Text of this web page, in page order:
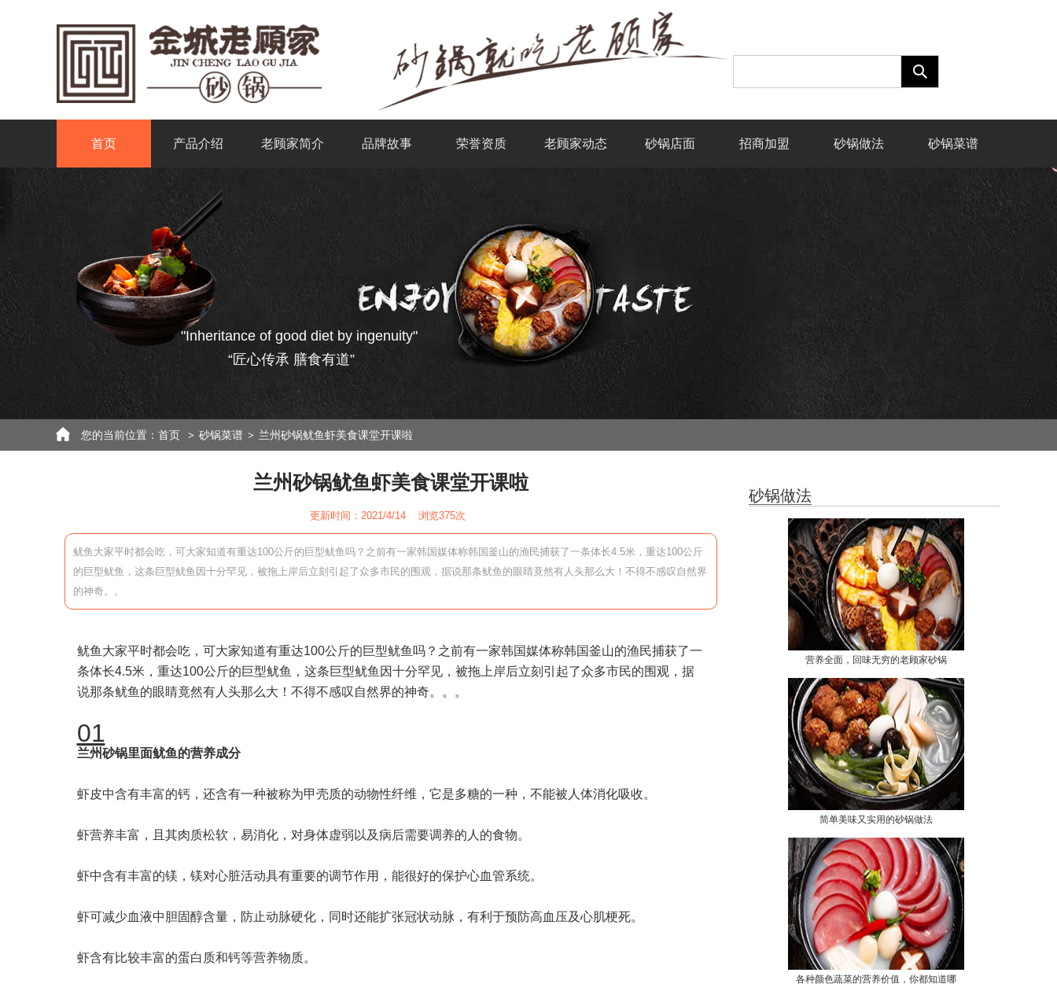
首页 产品介绍 老顾家简介 品牌故事 荣誉资质 老顾家动态 砂锅店面 招商加盟 砂锅做法 砂锅菜谱
"Inheritance of good diet by ingenuity"
“匠心传承 膳食有道”
您的当前位置： 首页 > 砂锅菜谱 > 兰州砂锅鱿鱼虾美食课堂开课啦
兰州砂锅鱿鱼虾美食课堂开课啦
更新时间：2021/4/14 浏览375次
鱿鱼大家平时都会吃，可大家知道有重达100公斤的巨型鱿鱼吗？之前有一家韩国媒体称韩国釜山的渔民捕获了一条体长4.5米，重达100公斤
的巨型鱿鱼，这条巨型鱿鱼因十分罕见，被拖上岸后立刻引起了众多市民的围观，据说那条鱿鱼的眼睛竟然有人头那么大！不得不感叹自然界
的神奇。。
鱿鱼大家平时都会吃，可大家知道有重达100公斤的巨型鱿鱼吗？之前有一家韩国媒体称韩国釜山的渔民捕获了一
条体长4.5米，重达100公斤的巨型鱿鱼，这条巨型鱿鱼因十分罕见，被拖上岸后立刻引起了众多市民的围观，据
说那条鱿鱼的眼睛竟然有人头那么大！不得不感叹自然界的神奇。。。
01
兰州砂锅里面鱿鱼的营养成分
虾皮中含有丰富的钙，还含有一种被称为甲壳质的动物性纤维，它是多糖的一种，不能被人体消化吸收。
虾营养丰富，且其肉质松软，易消化，对身体虚弱以及病后需要调养的人的食物。
虾中含有丰富的镁，镁对心脏活动具有重要的调节作用，能很好的保护心血管系统。
虾可减少血液中胆固醇含量，防止动脉硬化，同时还能扩张冠状动脉，有利于预防高血压及心肌梗死。
虾含有比较丰富的蛋白质和钙等营养物质。
砂锅做法
营养全面，回味无穷的老顾家砂锅
简单美味又实用的砂锅做法
各种颜色蔬菜的营养价值，你都知道哪